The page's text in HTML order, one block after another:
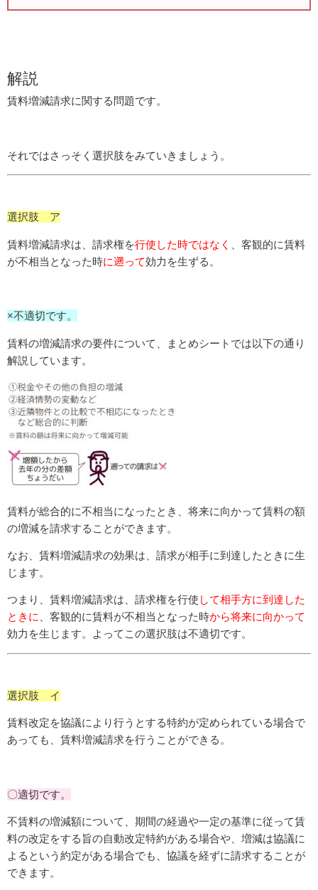
解説
賃料増減請求に関する問題です。
それではさっそく選択肢をみていきましょう。
選択肢 ア
賃料増減請求は、請求権を行使した時ではなく
、客観的に賃料
が不相当となった時に遡って効力を生ずる。
×不適切です。
賃料の増減請求の要件について、まとめシートでは以下の通り
解説しています。
賃料が総合的に不相当になったとき、将来に向かって賃料の額
の増減を請求することができます。
なお、賃料増減請求の効果は、請求が相手に到達したときに生
じます。
つまり、賃料増減請求は、請求権を行使 して相手方に到達した
ときに、客観的に賃料が不相当となった時から将来に向かって
効力を生じます。よってこの選択肢は不適切です。
選択肢 イ
賃料改定を協議により行うとする特約が定められている場合で
あっても、賃料増減請求を行うことができる。
〇適切です。
不賃料の増減額について、期間の経過や一定の基準に従って賃
料の改定をする旨の自動改定特約がある場合や、増減は協議に
よるという約定がある場合でも、協議を経ずに請求することが
できます。